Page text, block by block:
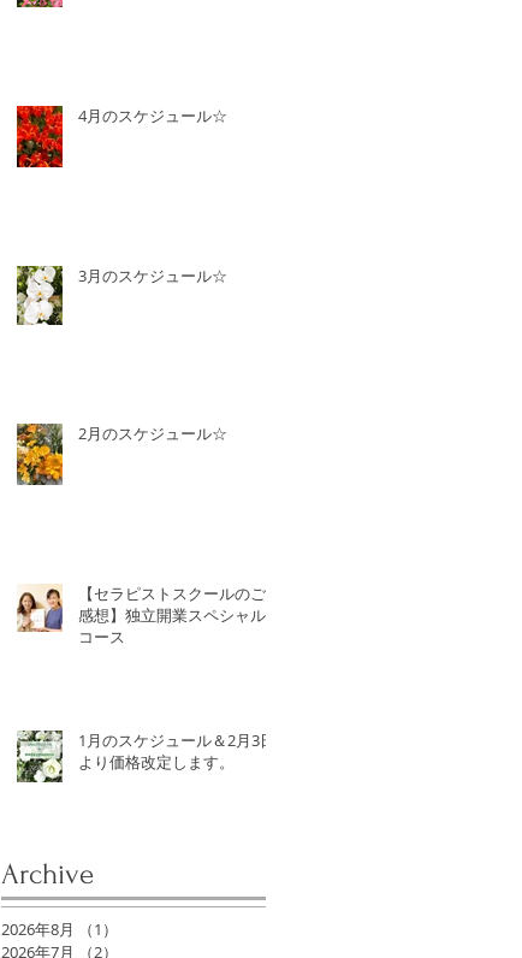
4月のスケジュール☆
3月のスケジュール☆
2月のスケジュール☆
【セラピストスクールのご
感想】独立開業スペシャル
コース
1月のスケジュール＆2月3日
より価格改定します。
Archive
2026年8月 （1）
2026年7月
（2）